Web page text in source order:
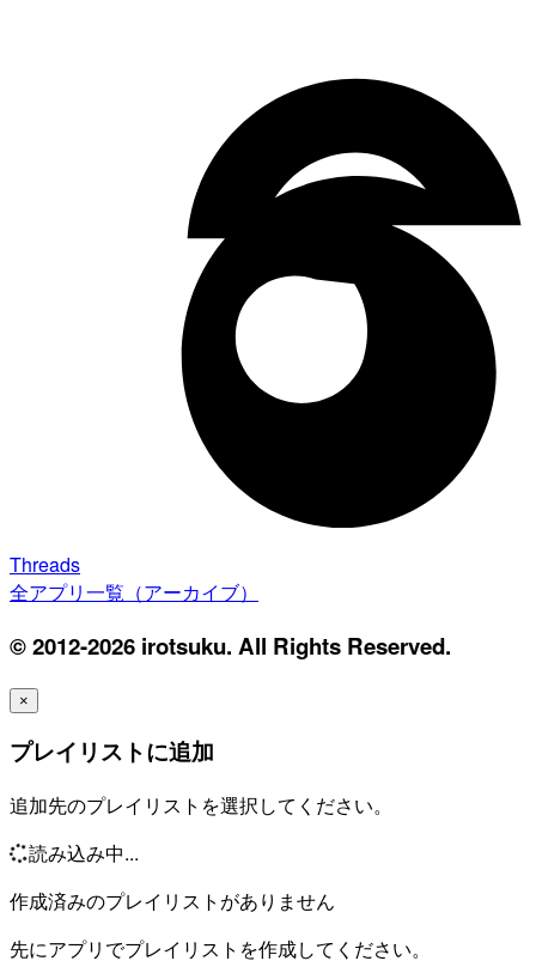
Threads
全アプリ一覧（アーカイブ）
© 2012-2026 irotsuku. All Rights Reserved.
×
プレイリストに追加
追加先のプレイリストを選択してください。
読み込み中...
作成済みのプレイリストがありません
先にアプリでプレイリストを作成してください。